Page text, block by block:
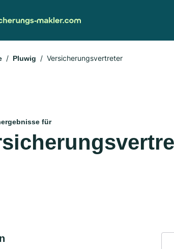
Pluwig Versicherungsvertreter
für